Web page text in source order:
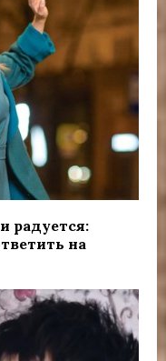
радуется:
на